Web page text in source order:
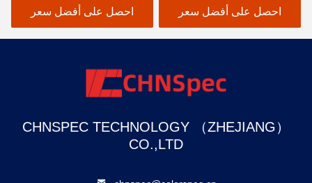
احصل على أفضل سعر
الدقيقاحصل على أفضل سعر
CHNSPEC TECHNOLOGY （ZHEJIANG）
CO.,LTD